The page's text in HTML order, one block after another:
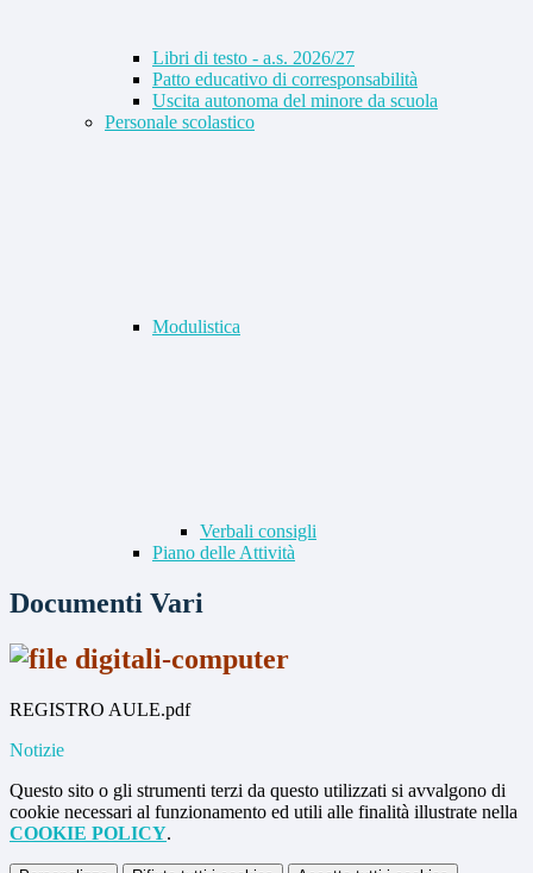
Libri di testo - a.s. 2026/27
Patto educativo di corresponsabilità
Uscita autonoma del minore da scuola
Personale scolastico
Modulistica
Verbali consigli
Piano delle Attività
Documenti Vari
REGISTRO AULE.pdf
Notizie
Questo sito o gli strumenti terzi da questo utilizzati si avvalgono di
cookie necessari al funzionamento ed utili alle finalità illustrate nella
COOKIE POLICY.